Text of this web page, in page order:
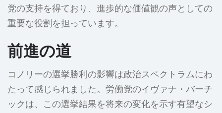
党の支持を得ており、進歩的な価値観の声としての
重要な役割を担っています。
前進の道
コノリーの選挙勝利の影響は政治スペクトラムにわ
たって感じられました。労働党のイヴァナ・バーチ
ックは、この選挙結果を将来の変化を示す有望なシ